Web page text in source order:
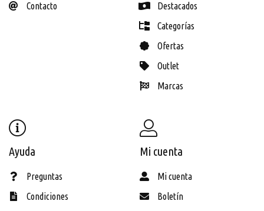
Contacto
Destacados
Categorías
Ofertas
Outlet
Marcas
Ayuda
Preguntas
Condiciones
Mi cuenta
Mi cuenta
Boletín